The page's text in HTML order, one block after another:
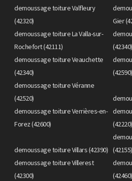
demoussage toiture Valfleury
(42320)
Gier
demoussage toiture La Valla-sur-
Rochefort (42111)
(42340)
demoussage toiture Veauchette
(42340)
(42590)
demoussage toiture Véranne
(42520)
demoussage toiture Verrières-en-
Forez (42600)
(42220)
demoussage toiture Villars (42390) (42155)
demoussage toiture Villerest
(42300)
(42460)